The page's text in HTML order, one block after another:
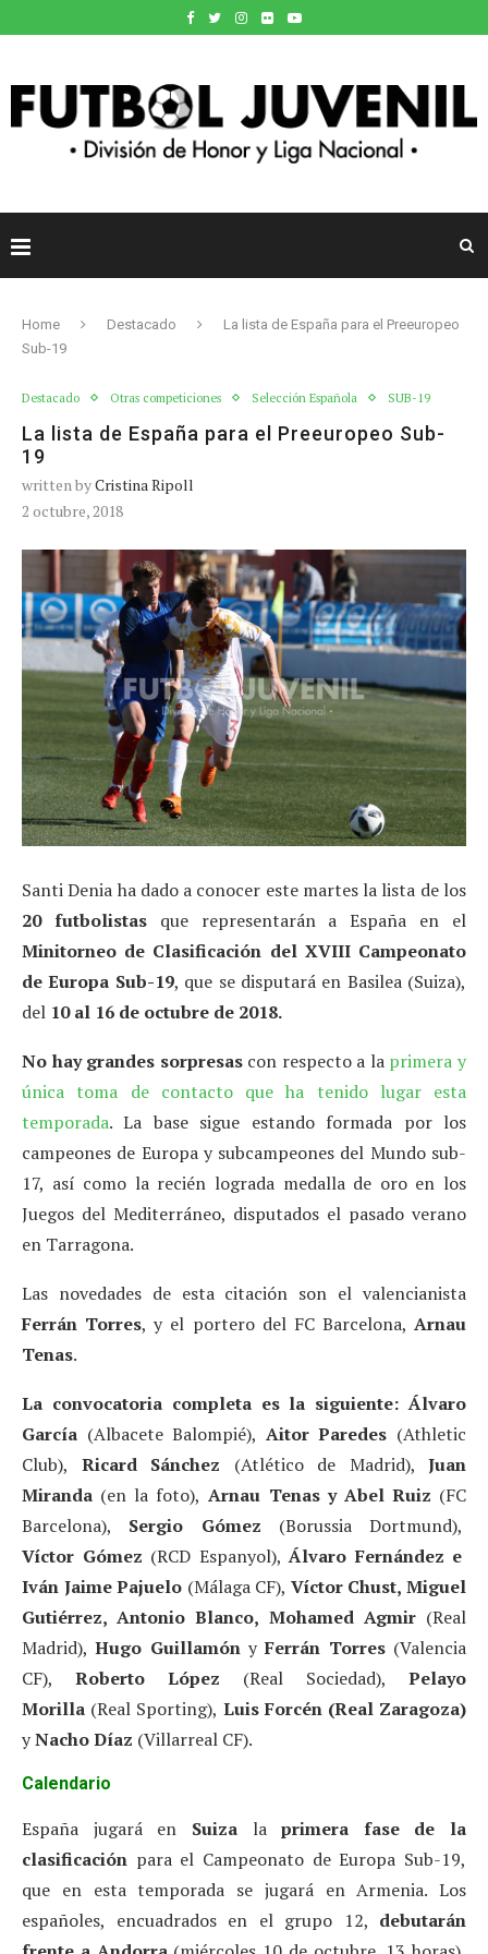
Home Destacado
La lista de España para el Preeuropeo
Sub-19
Destacado Otras competiciones Selección Española SUB-19
La lista de España para el Preeuropeo Sub-
19
written byCristina Ripoll
2 octubre, 2018
Santi Denia ha dado a conocer este martes la lista de los
20 futbolistasque representarán a España en el
Minitorneo de Clasificación del XVIII Campeonato
de Europa Sub-19, que se disputará en Basilea (Suiza),
del 10 al 16 de octubre de 2018.
No hay grandes sorpresascon respecto a la primera y
única toma de contacto que ha tenido lugar esta
temporada. La base sigue estando formada por los
campeones de Europa y subcampeones del Mundo sub-
17, así como la recién lograda medalla de oro en los
Juegos del Mediterráneo, disputados el pasado verano
en Tarragona.
Las novedades de esta citación son el valencianista
Ferrán Torres, y el portero del FC Barcelona, Arnau
Tenas.
La convocatoriacompleta es la siguiente:Álvaro
García (Albacete Balompié), Aitor Paredes (Athletic
Club), Ricard Sánchez (Atlético de Madrid), Juan
Miranda (en la foto), Arnau Tenas y Abel Ruiz (FC
Barcelona), Sergio Gómez (Borussia Dortmund),
Víctor Gómez (RCD Espanyol),Álvaro Fernández e
Iván Jaime Pajuelo (Málaga CF), Víctor Chust, Miguel
Gutiérrez, Antonio Blanco, Mohamed Agmir (Real
Madrid),Hugo GuillamónyFerrán Torres (Valencia
CF), Roberto López (Real Sociedad), Pelayo
Morilla (Real Sporting), Luis Forcén (Real Zaragoza)
yNacho Díaz (Villarreal CF).
Calendario
España jugará en Suizalaprimera fase de la
clasificación para el Campeonato de Europa Sub-19,
que en esta temporada se jugará en Armenia. Los
españoles, encuadrados en el grupo 12, debutarán